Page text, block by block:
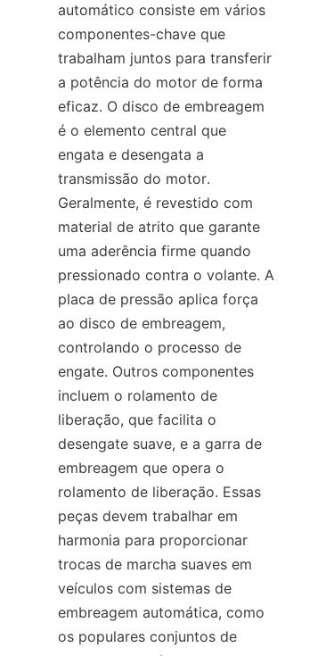
automático consiste em vários
componentes-chave que
trabalham juntos para transferir
a potência do motor de forma
eficaz. O disco de embreagem
é o elemento central que
engata e desengata a
transmissão do motor.
Geralmente, é revestido com
material de atrito que garante
uma aderência firme quando
pressionado contra o volante. A
placa de pressão aplica força
ao disco de embreagem,
controlando o processo de
engate. Outros componentes
incluem o rolamento de
liberação, que facilita o
desengate suave, e a garra de
embreagem que opera o
rolamento de liberação. Essas
peças devem trabalhar em
harmonia para proporcionar
trocas de marcha suaves em
veículos com sistemas de
embreagem automática, como
os populares conjuntos de